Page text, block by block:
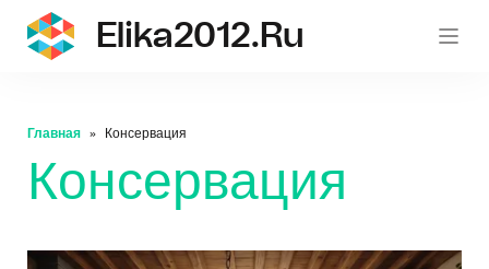
Elika2012.ru
Главная Консервация
Консервация